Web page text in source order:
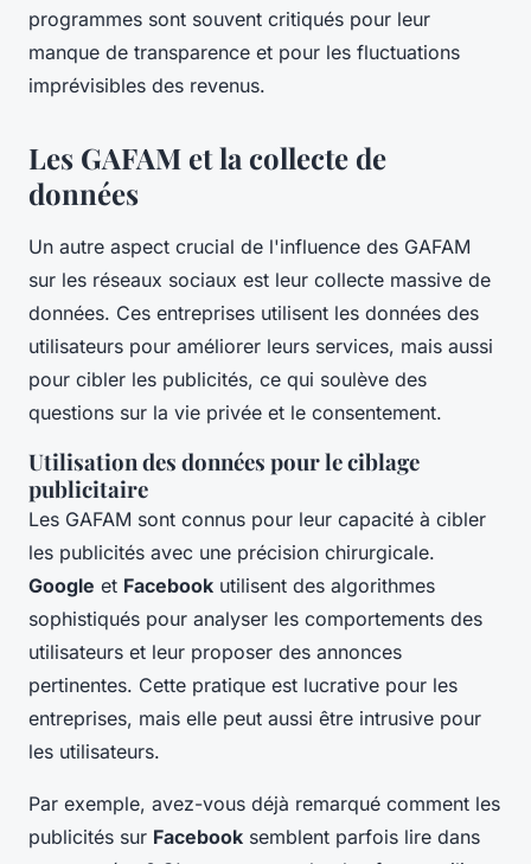
programmes sont souvent critiqués pour leur
manque de transparence et pour les fluctuations
imprévisibles des revenus.
Les GAFAM et la collecte de
données
Un autre aspect crucial de l'influence des GAFAM
sur les réseaux sociaux est leur collecte massive de
données. Ces entreprises utilisent les données des
utilisateurs pour améliorer leurs services, mais aussi
pour cibler les publicités, ce qui soulève des
questions sur la vie privée et le consentement.
Utilisation des données pour le ciblage
publicitaire
Les GAFAM sont connus pour leur capacité à cibler
les publicités avec une précision chirurgicale.
Google et Facebook utilisent des algorithmes
sophistiqués pour analyser les comportements des
utilisateurs et leur proposer des annonces
pertinentes. Cette pratique est lucrative pour les
entreprises, mais elle peut aussi être intrusive pour
les utilisateurs.
Par exemple, avez-vous déjà remarqué comment les
publicités sur Facebook semblent parfois lire dans